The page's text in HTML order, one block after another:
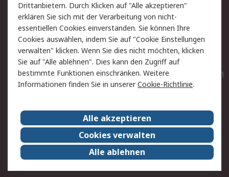
Rechtliches
AGB
Datenschutz
Cookie-Richtlinie
Zahlungsbedingungen
Copyright/Impressum
Entsorgung
Elektrogeräte/Batterien
RS weltweit
Karriere bei RS
Nachhaltigkeit
Qualität/Umwelt/ZertifikatePresse-Center
Event-Center
Drittanbietern. Durch Klicken auf "Alle akzeptieren"
erklären Sie sich mit der Verarbeitung von nicht-
essentiellen Cookies einverstanden. Sie können Ihre
Cookies auswählen, indem Sie auf "Cookie Einstellungen
verwalten" klicken. Wenn Sie dies nicht möchten, klicken
Sie auf "Alle ablehnen". Dies kann den Zugriff auf
bestimmte Funktionen einschränken. Weitere
Informationen finden Sie in unsererCookie-Richtlinie.
Alle akzeptieren
Cookies verwalten
Alle ablehnen